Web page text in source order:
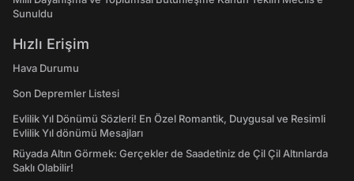
Sunuldu
Hızlı Erişim
Hava Durumu
Son Depremler Listesi
Evlilik Yıl Dönümü Sözleri! En Özel Romantik, Duygusal ve Resimli
Evlilik Yıl dönümü Mesajları
Rüyada Altın Görmek: Gerçekler de Saadetiniz de Çil Çil Altınlarda
Saklı Olabilir!